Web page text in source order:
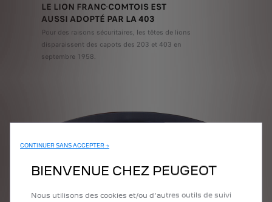
LE LION FRANC-COMTOIS EST
AUSSI ADOPTÉ PAR LA 403
Pour des raisons sécuritaires, les têtes de lions
disparaissent des capots des 203 et 403 en
septembre 1958.
CONTINUER SANS ACCEPTER →
BIENVENUE CHEZ PEUGEOT
Nous utilisons des cookies et/ou d’autres outils de suivi